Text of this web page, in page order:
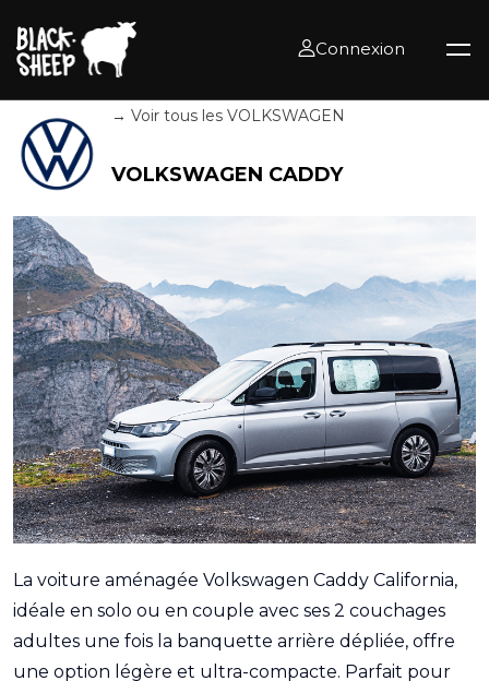
Connexion
→ Voir tous les VOLKSWAGEN
VOLKSWAGEN CADDY
La voiture aménagée Volkswagen Caddy California,
idéale en solo ou en couple avec ses 2 couchages
adultes une fois la banquette arrière dépliée, offre
une option légère et ultra-compacte. Parfait pour